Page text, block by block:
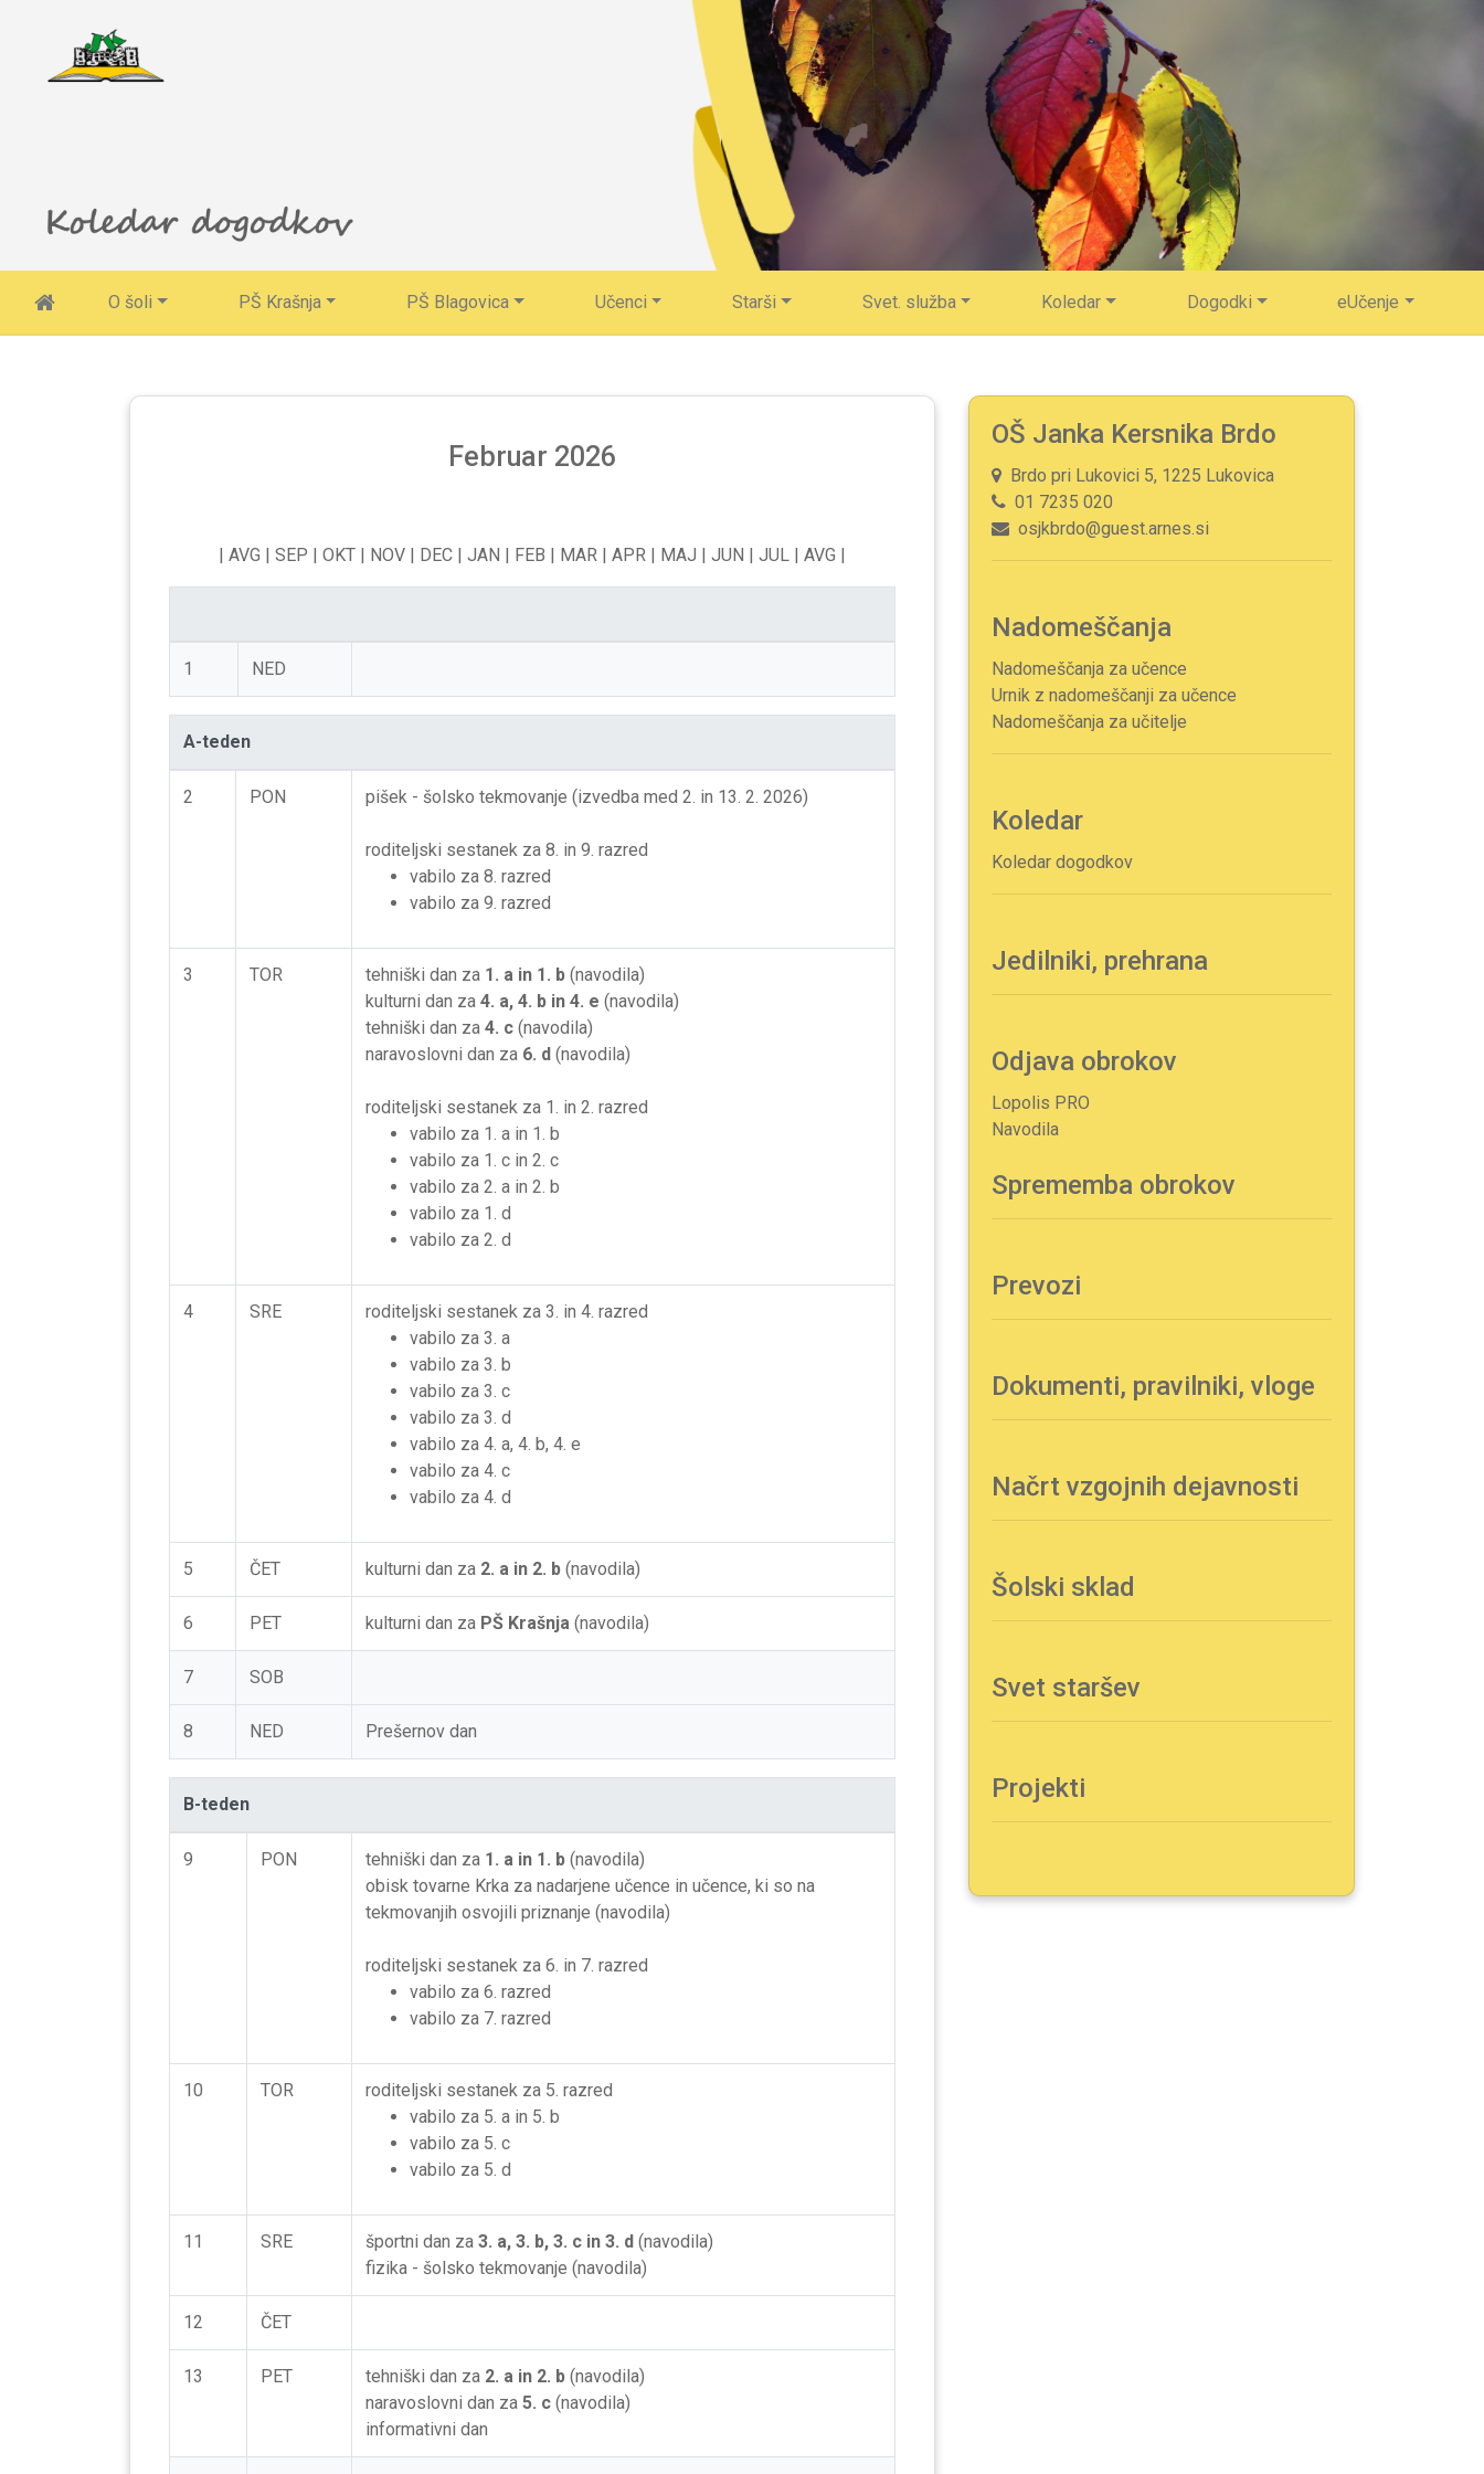
O šoli PŠ Krašnja PŠ Blagovica Učenci Starši Svet. služba Koledar Dogodki eUčenje
Februar 2026
| AVG | SEP | OKT | NOV | DEC | JAN | FEB | MAR | APR | MAJ | JUN | JUL | AVG |
1 NED
A-teden
2 PON pišek - šolsko tekmovanje (izvedba med 2. in 13. 2. 2026)
roditeljski sestanek za 8. in 9. razred
vabilo za 8. razred
vabilo za 9. razred
3 TOR tehniški dan za 1. a in 1. b (navodila)
kulturni dan za 4. a, 4. b in 4. e (navodila)
tehniški dan za 4. c (navodila)
naravoslovni dan za 6. d (navodila)
roditeljski sestanek za 1. in 2. razred
vabilo za 1. a in 1. b
vabilo za 1. c in 2. c
vabilo za 2. a in 2. b
vabilo za 1. d
vabilo za 2. d
4 SRE
roditeljski sestanek za 3. in 4. razred
vabilo za 3. a
vabilo za 3. b
vabilo za 3. c
vabilo za 3. d
vabilo za 4. a, 4. b, 4. e
vabilo za 4. c
vabilo za 4. d
5 ČET kulturni dan za 2. a in 2. b (navodila)
6 PET kulturni dan za PŠ Krašnja (navodila)
7 SOB
8 NED Prešernov dan
B-teden
9 PON tehniški dan za 1. a in 1. b (navodila)
obisk tovarne Krka za nadarjene učence in učence, ki so na
tekmovanjih osvojili priznanje (navodila)
roditeljski sestanek za 6. in 7. razred
vabilo za 6. razred
vabilo za 7. razred
10 TOR
roditeljski sestanek za 5. razred
vabilo za 5. a in 5. b
vabilo za 5. c
vabilo za 5. d
11 SRE športni dan za 3. a, 3. b, 3. c in 3. d (navodila)
fizika - šolsko tekmovanje (navodila)
12 ČET
13 PET tehniški dan za 2. a in 2. b (navodila)
naravoslovni dan za 5. c (navodila)
informativni dan
OŠ Janka Kersnika Brdo
Brdo pri Lukovici 5, 1225 Lukovica
01 7235 020
osjkbrdo@guest.arnes.si
Nadomeščanja
Nadomeščanja za učence
Urnik z nadomeščanji za učence
Nadomeščanja za učitelje
Koledar
Koledar dogodkov
Jedilniki, prehrana
Odjava obrokov
Lopolis PRO
Navodila
Sprememba obrokov
Prevozi
Dokumenti, pravilniki, vloge
Načrt vzgojnih dejavnosti
Šolski sklad
Svet staršev
Projekti